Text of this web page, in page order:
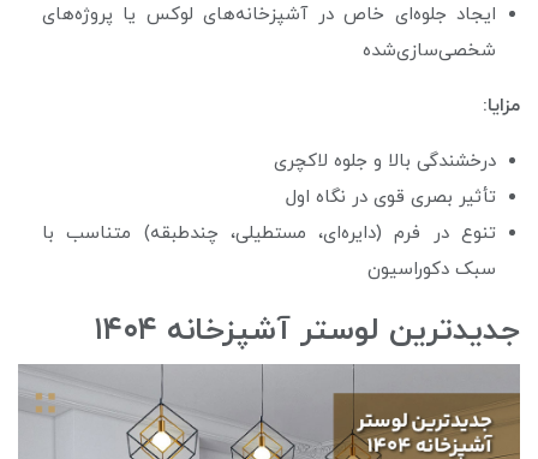
ایجاد جلوه‌ای خاص در آشپزخانه‌های لوکس یا پروژه‌های
شخصی‌سازی‌شده
مزایا:
درخشندگی بالا و جلوه لاکچری
تأثیر بصری قوی در نگاه اول
تنوع در فرم (دایره‌ای، مستطیلی، چندطبقه) متناسب با
سبک دکوراسیون
جدیدترین لوستر آشپزخانه ۱۴۰۴